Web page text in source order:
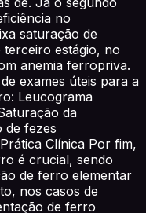
no
saturação de
estágio, no
anemia ferropriva.
exames úteis para a
Leucograma
da
de fezes
Clínica Por fim,
é crucial, sendo
de ferro elementar
nos casos de
de ferro